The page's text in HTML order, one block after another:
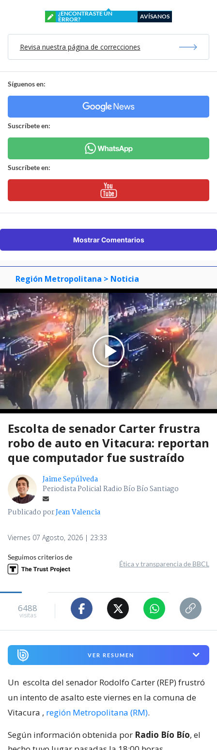
¿ENCONTRASTE UN
ERROR?
AVÍSANOS
Revisa nuestra página de correcciones
Síguenos en:
Suscríbete en:
Suscríbete en:
Mostrar Comentarios
Región Metropolitana > Noticia
Escolta de senador Carter frustra
robo de auto en Vitacura: reportan
que computador fue sustraído
Jaime Sepúlveda
Periodista Policial Radio Bío Bío Santiago
Publicado porJean Valencia
Viernes 07 Agosto, 2026 | 23:33
Seguimos criterios de
Ética y transparencia de BBCL
6488
visitas
VER RESUMEN
Un escolta del senador Rodolfo Carter (REP) frustró
un intento de asalto este viernes en la comuna de
Vitacura , región Metropolitana (RM).
Según información obtenida por Radio Bío Bío, el